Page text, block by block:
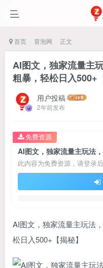
首页 冒泡网 正文
AI图文，独家流量主
粗暴，轻松日入500+
用户投稿
2年前发布
此内容为免费资源，请登录
免费资源
AI图文，独家流量主玩法
松日入500+【揭秘】